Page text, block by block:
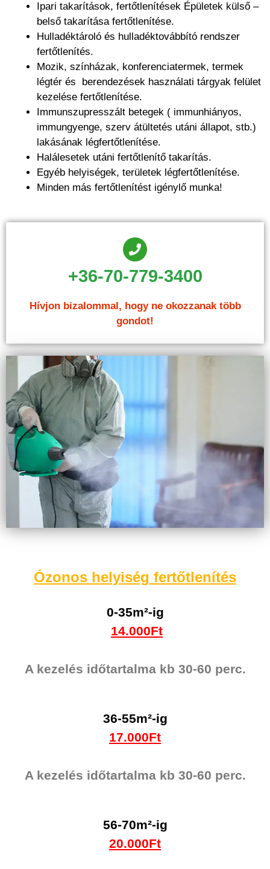
Ipari takarítások, fertőtlenítések Épületek külső –
belső takarítása fertőtlenítése.
Hulladéktároló és hulladéktovábbító rendszer
fertőtlenítés.
Mozik, színházak, konferenciatermek, termek
légtér és berendezések használati tárgyak felület
kezelése fertőtlenítése.
Immunszupresszált betegek ( immunhiányos,
immungyenge, szerv átültetés utáni állapot, stb.)
lakásának légfertőtlenítése.
Halálesetek utáni fertőtlenítő takarítás.
Egyéb helyiségek, területek légfertőtlenítése.
Minden más fertőtlenítést igénylő munka!
+36-70-779-3400
Hívjon bizalommal, hogy ne okozzanak több
gondot!
Ózonos helyiség fertőtlenítés
0-35m²-ig
14.000Ft
A kezelés időtartalma kb 30-60 perc.
36-55m²-ig
17.000Ft
A kezelés időtartalma kb 30-60 perc.
56-70m²-ig
20.000Ft